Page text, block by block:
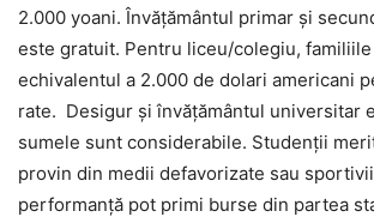
2.000 yoani. Învățământul primar și
este gratuit. Pentru liceu/colegiu,
echivalentul a 2.000 de dolari americani
rate. Desigur și învățământul universitar
sumele sunt considerabile. Studenții
provin din medii defavorizate sau
performanță pot primi burse din partea